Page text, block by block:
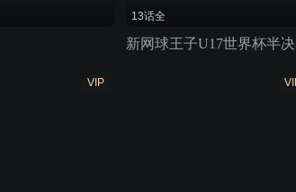
13话全
新网球王子U17世界杯半
VIP